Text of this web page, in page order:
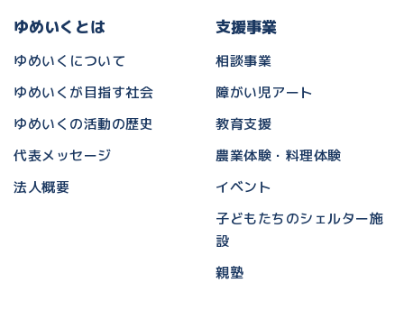
ゆめいくとは
ゆめいくについて
ゆめいくが目指す社会
ゆめいくの活動の歴史
代表メッセージ
法人概要
支援事業
相談事業
障がい児アート
教育支援
農業体験・料理体験
イベント
子どもたちのシェルター施
設
親塾